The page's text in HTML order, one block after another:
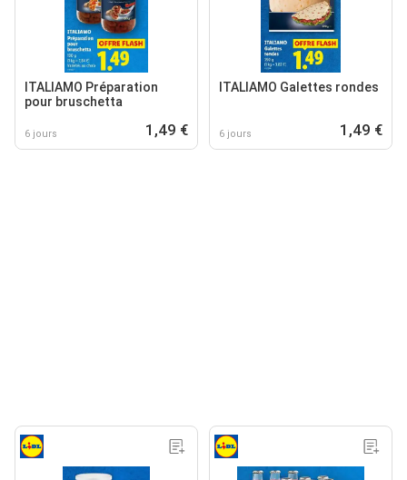
ITALIAMO Préparation
pour bruschetta
6 jours 1,49 €
ITALIAMO Galettes rondes
6 jours 1,49 €